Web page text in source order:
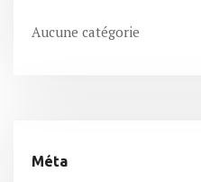
Aucune catégorie
Méta